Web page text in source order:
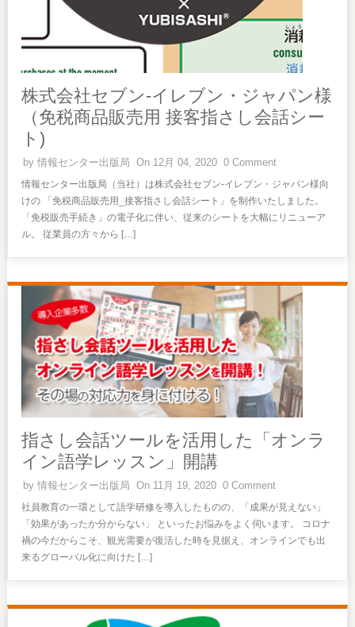
株式会社セブン‐イレブン・ジャパン様
（免税商品販売用 接客指さし会話シー
ト)
by情報センター出版局 On 12月 04, 2020 0 Comment
情報センター出版局（当社）は株式会社セブン‐イレブン・ジャパン様向
けの 「免税商品販売用_接客指さし会話シート」を制作いたしました。
「免税販売手続き」の電子化に伴い、従来のシートを大幅にリニューア
ル。 従業員の方々から […]
指さし会話ツールを活用した「オンラ
イン語学レッスン」開講
by情報センター出版局 On 11月 19, 2020 0 Comment
社員教育の一環として語学研修を導入したものの、「成果が見えない」
「効果があったか分からない」 といったお悩みをよく伺います。 コロナ
禍の今だからこそ、観光需要が復活した時を見据え、オンラインでも出
来るグローバル化に向けた […]